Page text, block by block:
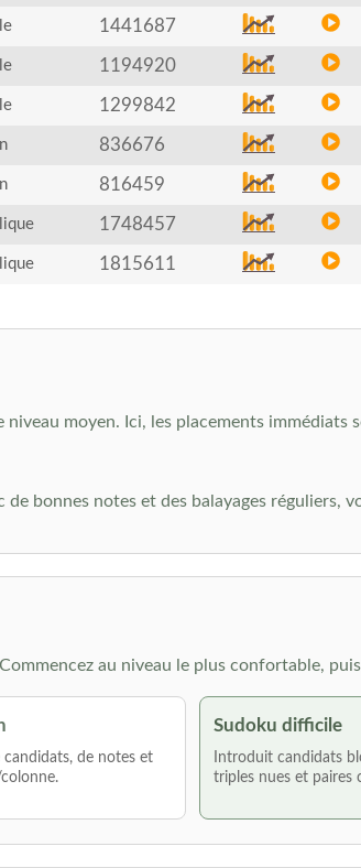
1441687
1194920
1299842
836676
816459
1748457
1815611
moyen. Ici, les placements
bonnes notes et des balayages réguliers,
au niveau le plus confortable,
candidats, de notes et
Sudoku difficile
Introduit candidats
triples nues et paires